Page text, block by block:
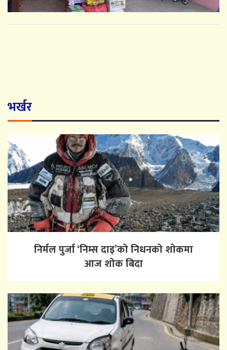
भर्खर
निर्मल पुर्जा ‘निम्स दाइ’को निधनको शोकमा
आज शोक बिदा